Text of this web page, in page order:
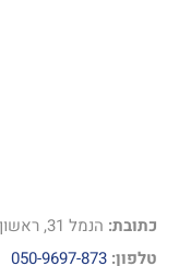
כתובת: הנמל 31, ראשון לציון.
טלפון: 050-9697-873